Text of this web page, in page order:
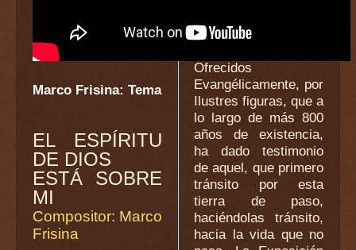
Marco Frisina: Tema
EL ESPÍRITU
DE DIOS
ESTÁ SOBRE
MI
Compositor: Marco
Frisina
en España
Ofrecidos
Evangélicamente, por
Ilustres figuras, que a
lo largo de más 800
años de existencia,
ha dado testimonio
de aquel, que primero
tránsito por esta
tierra de paso,
haciéndolas tránsito,
hacia la vida que no